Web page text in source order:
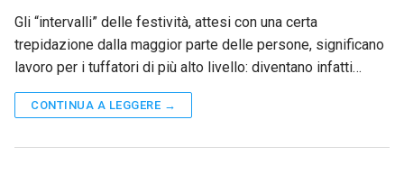
Gli “intervalli” delle festività, attesi con una certa
trepidazione dalla maggior parte delle persone, significano
lavoro per i tuffatori di più alto livello: diventano infatti…
CONTINUA A LEGGERE →